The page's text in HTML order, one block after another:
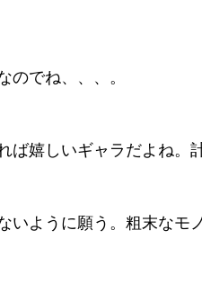
でね、、、。
ば嬉しいギャラだよね。
いように願う。粗末なモ